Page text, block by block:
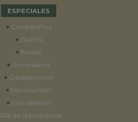
ESPECIALES
• Cumpleaños
• 15 años
• Bodas
• Aniversarios
• Graduaciones
• Nacimientos
• San Valentín
Día de la primavera